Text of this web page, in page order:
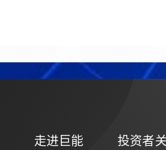
走进巨能 投资者